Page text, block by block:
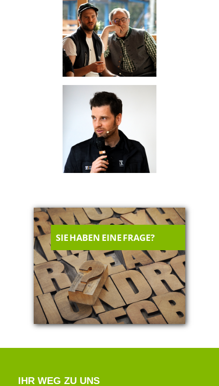
SIE HABEN EINE FRAGE?
IHR WEG ZU UNS